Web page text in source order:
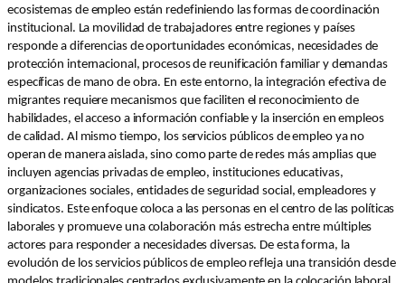
ecosistemas de empleo están redefiniendo las formas de coordinación
institucional. La movilidad de trabajadores entre regiones y países
responde a diferencias de oportunidades económicas, necesidades de
protección internacional, procesos de reunificación familiar y demandas
específicas de mano de obra. En este entorno, la integración efectiva de
migrantes requiere mecanismos que faciliten el reconocimiento de
habilidades, el acceso a información confiable y la inserción en empleos
de calidad. Al mismo tiempo, los servicios públicos de empleo ya no
operan de manera aislada, sino como parte de redes más amplias que
incluyen agencias privadas de empleo, instituciones educativas,
organizaciones sociales, entidades de seguridad social, empleadores y
sindicatos. Este enfoque coloca a las personas en el centro de las políticas
laborales y promueve una colaboración más estrecha entre múltiples
actores para responder a necesidades diversas. De esta forma, la
evolución de los servicios públicos de empleo refleja una transición desde